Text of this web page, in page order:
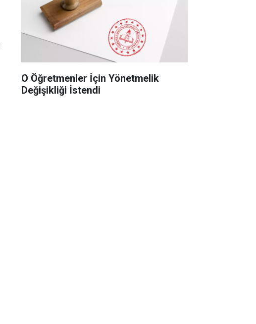
O Öğretmenler İçin Yönetmelik
Değişikliği İstendi